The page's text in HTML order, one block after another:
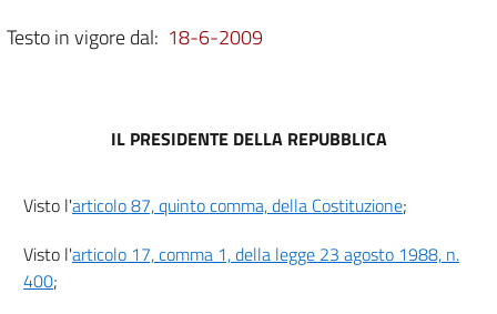
Testo in vigore dal: 18-6-2009
IL PRESIDENTE DELLA REPUBBLICA
Visto l'articolo 87, quinto comma, della Costituzione;
Visto l'articolo 17, comma 1, della legge 23 agosto 1988, n.
400;